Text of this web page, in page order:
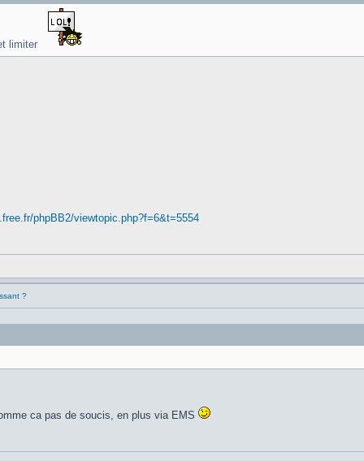
limiter
phpBB2/viewtopic.php?f=6&t=5554
?
ca pas de soucis, en plus via EMS